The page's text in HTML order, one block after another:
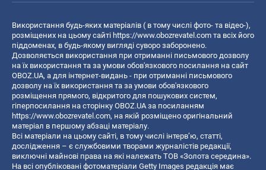
Використання будь-яких матеріалів ( в тому числі фото- та відео-),
розміщених на цьому сайті https://www.obozrevatel.com та всіх його
піддоменах, в будь-якому вигляді суворо заборонено.
Дозволяється використання при отриманні письмового дозволу
на їх використання та за умови обов'язкового посилання на сайт
OBOZ.UA, а для інтернет-видань - при отриманні письмового
дозволу на їх використання та за умови обов'язкового
розміщення прямого, відкритого для пошукових систем,
гіперпосилання на сторінку OBOZ.UA за посиланням
https://www.obozrevatel.com, на якій розміщено оригінальний
матеріал в першому абзаці матеріалу.
Всі матеріали на цьому сайті, в тому числі інтерв’ю, статті,
дослідження – є службовими творами журналістів редакції,
виключні майнові права на які належать ТОВ «Золота середина».
На всі опубліковані фотоматеріали Getty Images редакція має